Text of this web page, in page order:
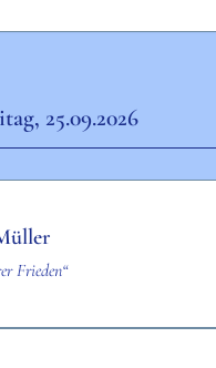
25.09.2026
Frieden“